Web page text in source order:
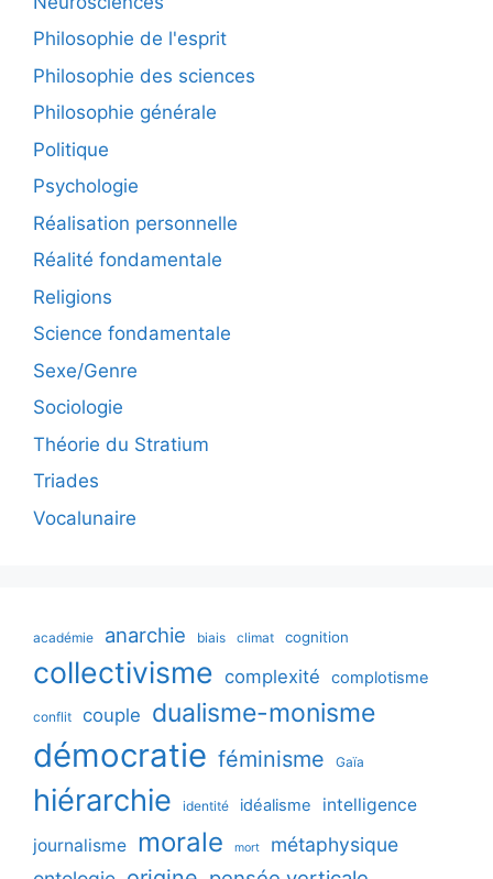
Philosophie de l'esprit
Philosophie des sciences
Philosophie générale
Politique
Psychologie
Réalisation personnelle
Réalité fondamentale
Religions
Science fondamentale
Sexe/Genre
Sociologie
Théorie du Stratium
Triades
Vocalunaire
académie anarchie biais climat cognition
collectivisme complexité complotisme
conflit couple dualisme-monisme
démocratie féminisme Gaïa
hiérarchie identité idéalisme
intelligence
journalisme morale mort
métaphysique